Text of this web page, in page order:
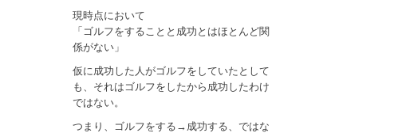
現時点において
「ゴルフをすることと成功とはほとんど関
係がない」
仮に成功した人がゴルフをしていたとして
も、それはゴルフをしたから成功したわけ
ではない。
つまり、ゴルフをする→成功する、ではな